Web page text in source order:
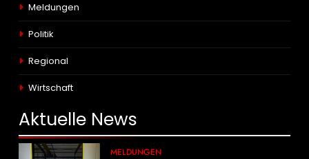
Meldungen
Politik
Regional
Wirtschaft
Aktuelle News
MELDUNGEN